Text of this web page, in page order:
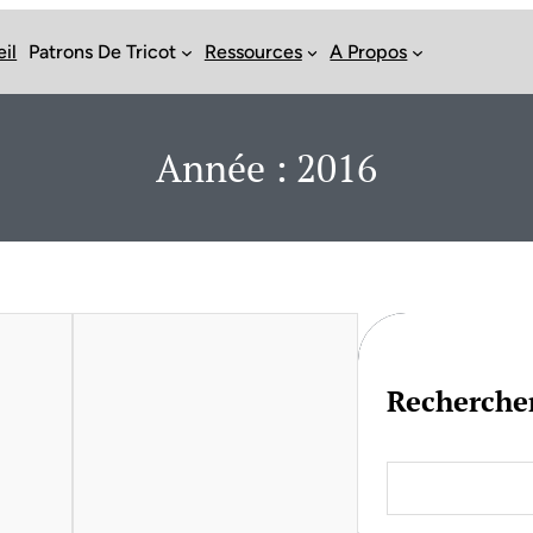
Patrons De Tricot Ressources A Propos
Année : 2016
a